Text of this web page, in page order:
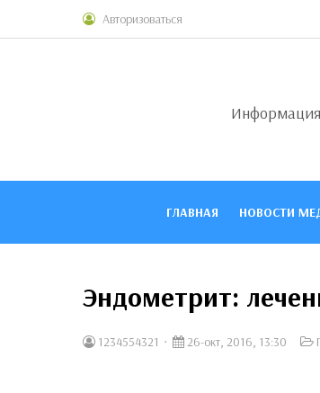
Авторизоваться
ГЛАВНАЯ НОВОСТИ
Эндометрит:
1234554321 26-окт, 2016, 13:30